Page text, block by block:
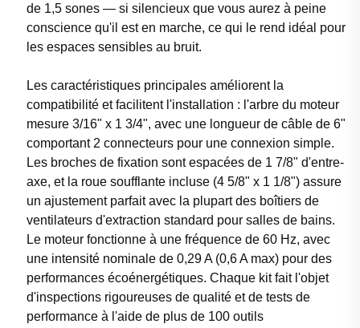
de 1,5 sones — si silencieux que vous aurez à peine
conscience qu'il est en marche, ce qui le rend idéal pour
les espaces sensibles au bruit.
Les caractéristiques principales améliorent la
compatibilité et facilitent l'installation : l'arbre du moteur
mesure 3/16" x 1 3/4", avec une longueur de câble de 6"
comportant 2 connecteurs pour une connexion simple.
Les broches de fixation sont espacées de 1 7/8" d'entre-
axe, et la roue soufflante incluse (4 5/8" x 1 1/8") assure
un ajustement parfait avec la plupart des boîtiers de
ventilateurs d'extraction standard pour salles de bains.
Le moteur fonctionne à une fréquence de 60 Hz, avec
une intensité nominale de 0,29 A (0,6 A max) pour des
performances écoénergétiques. Chaque kit fait l'objet
d'inspections rigoureuses de qualité et de tests de
performance à l'aide de plus de 100 outils